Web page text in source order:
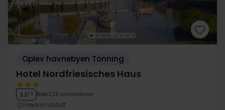
Oplev havnebyen Tönning
Hotel Nordfriesisches Haus
3.2/ 5 God 229 anmeldelser
Friedrichstadt